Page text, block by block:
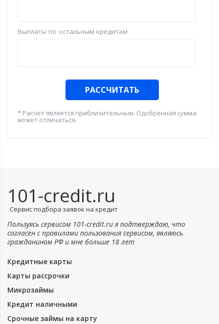
Выплаты по остальным кредитам
РАССЧИТАТЬ
* Расчет является приблизительным. Одобренная сумма
может отличаться.
101-credit.ru
Сервис подбора заявок на кредит
Пользуясь сервисом 101-credit.ru я подтверждаю, что
согласен с правилами пользования сервисом, являюсь
гражданином РФ и мне больше 18 лет
Кредитные карты
Карты рассрочки
Микрозаймы
Кредит наличными
Срочные займы на карту